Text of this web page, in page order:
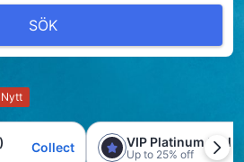
SÖK
Nytt
Collect VIP Platinum trial
Up to 25% off